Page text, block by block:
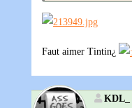
Faut aimer Tintin¿
KDL_